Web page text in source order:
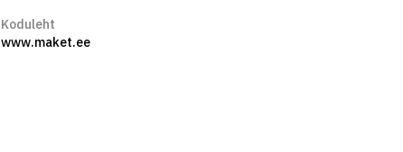
Koduleht
www.maket.ee